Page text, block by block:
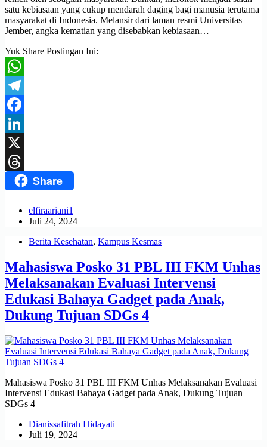
satu kebiasaan yang cukup mendarah daging bagi manusia terutama
masyarakat di Indonesia. Melansir dari laman resmi Universitas
Jember, angka kematian yang disebabkan kebiasaan…
Yuk Share Postingan Ini:
WhatsApp
Telegram
Facebook
LinkedIn
X
ThreadsShare
elfiraariani1
Juli 24, 2024
Berita Kesehatan, Kampus Kesmas
Mahasiswa Posko 31 PBL III FKM Unhas
Melaksanakan Evaluasi Intervensi
Edukasi Bahaya Gadget pada Anak,
Dukung Tujuan SDGs 4
Mahasiswa Posko 31 PBL III FKM Unhas Melaksanakan Evaluasi
Intervensi Edukasi Bahaya Gadget pada Anak, Dukung Tujuan
SDGs 4
Dianissafitrah Hidayati
Juli 19, 2024